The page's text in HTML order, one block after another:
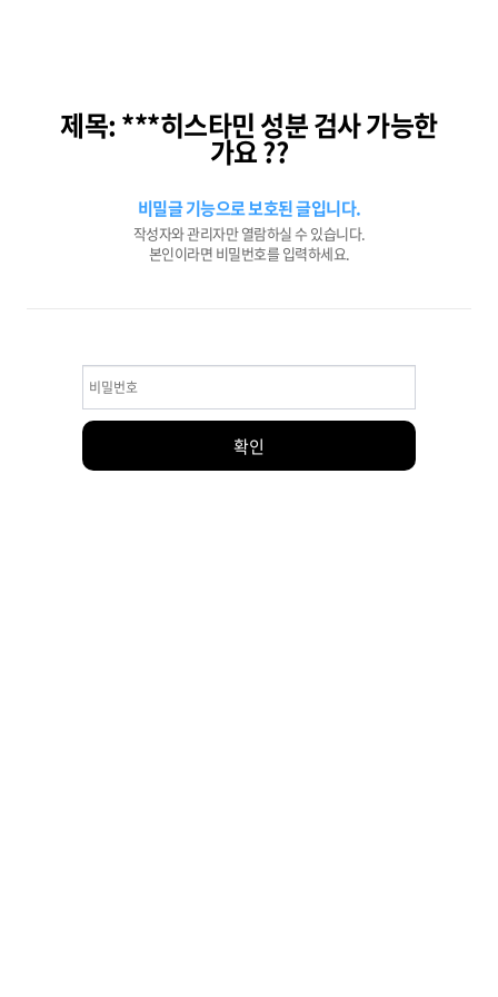
제목: ***히스타민 성분 검사 가능한
가요 ??
비밀글 기능으로 보호된 글입니다.
작성자와 관리자만 열람하실 수 있습니다.
본인이라면 비밀번호를 입력하세요.